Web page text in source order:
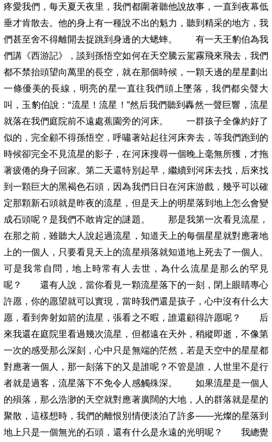
疼愛我們，每天夏天夜里，我們都圍著聽他說故事，一直到夜幕低
垂才肯散去。他的身上有一種說不出的魁力，聽到精采的地方，我
們甚至舍不得離開去捉跳到身邊的大蟋蟀。 有一天王豹伯為我
們講《西游記》，談到孫悟空如何在天空騰云駕霧飛來飛去，我們
都不禁抬頭望向萬里的長空，就在那個時候，一顆天邊的星星劃出
一條優美的長線，明亮的星一直往我們頭上墜落，我們都尖聲大
叫，玉豹伯說：“流星！流星！”然后我們聽到轟然一聲巨響，流星
就落在我們庭院前不遠處蕉園旁的河床。 一群孩子全像約好了
似的，完全顧不得孫悟空，呼嘯著站起往河床奔去，等我們跑到的
時候卻完全不見流星的影子，在河床搜尋一個晚上毫無所獲，才拖
著疲倦的身子回家。第二天還特別起早，繼續到河床去找，后來找
到一顆巨大的黑褐色石頭，因為我們日日在河床游戲，幾乎可以確
定那顆新石頭就是昨夜的流星，但是天上的明星落到地上怎么會變
成石頭呢？是我們不敢肯定的謎題。 那是我第一次看見流星，
在那之前，雖聽大人說起過流星，知道天上的每個星星就對應著地
上的一個人，只要看見天上的流星殞落就知道地上死去了一個人。
可是我常自問，地上時常有人去世，為什么流星是那么的罕見
呢？ 還有人說，當你看見一顆流星落下的一刻，閉上眼睛專心
許愿，你的愿望就可以實現，當時我們還是孩子，心中沒有什么大
愿，看到奔射如箭的流星，張看之不暇，誰還顧得許愿呢？ 后
來我還在庭院里看過幾次流星，但都遠在天外，稍縱即逝，不像第
一次的感受那么深刻，心中只是無端的茫然，若是天空中的星星都
對應著一個人，那一刻落下的又是誰呢？不管是誰，人世里不是行
者就是過客，流星落下不免令人感觸殊深。 如果流星是一個人
的殞落，那么浩渺的天空就對應著廣闊的大地，人的群落就是星的
聚散，這樣想時，我們的離恨別情便淡泊了許多——光燦的星落到
地上只是一個無光的石頭，還有什么是永遠的光明呢？ 我總覺